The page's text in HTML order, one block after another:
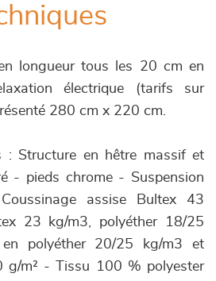
longueur tous les 20 cm en
électrique (tarifs sur
280 cm x 220 cm.
: Structure en hêtre massif et
- pieds chrome - Suspension
assise Bultex 43
23 kg/m3, polyéther 18/25
en polyéther 20/25 kg/m3 et
g/m² - Tissu 100 % polyester